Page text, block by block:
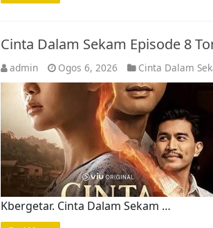
Cinta Dalam Sekam Episode 8
admin Ogos 6, 2026 Cinta Dalam
Kbergetar. Cinta Dalam Sekam …